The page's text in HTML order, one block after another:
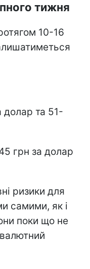
тижня
10-16
долар та 51-
грн за долар
ризики для
самими, як і
поки що не